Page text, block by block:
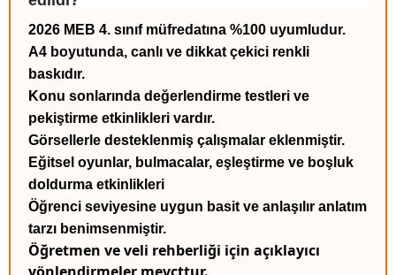
2026 MEB 4. sınıf müfredatına %100 uyumludur.
A4 boyutunda, canlı ve dikkat çekici renkli
baskıdır.
Konu sonlarında değerlendirme testleri ve
pekiştirme etkinlikleri vardır.
Görsellerle desteklenmiş çalışmalar eklenmiştir.
Eğitsel oyunlar, bulmacalar, eşleştirme ve boşluk
doldurma etkinlikleri
Öğrenci seviyesine uygun basit ve anlaşılır anlatım
tarzı benimsenmiştir.
Öğretmen ve veli rehberliği için açıklayıcı